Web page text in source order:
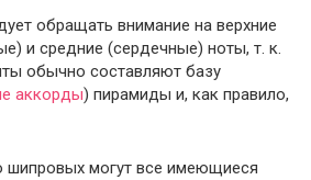
обращать внимание на верхние
и средние (сердечные) ноты, т. к.
обычно составляют базу
аккорды) пирамиды и, как правило,
шипровых могут все имеющиеся